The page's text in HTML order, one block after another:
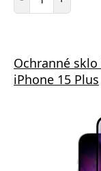
Ochranné
iPhone 15 Plus